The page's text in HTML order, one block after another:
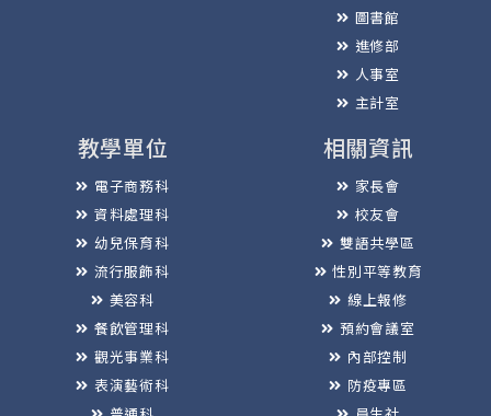
圖書館
進修部
人事室
主計室
教學單位
電子商務科
資料處理科
幼兒保育科
流行服飾科
美容科
餐飲管理科
觀光事業科
表演藝術科
相關資訊
家長會
校友會
雙語共學區
性別平等教育
線上報修
預約會議室
內部控制
防疫專區